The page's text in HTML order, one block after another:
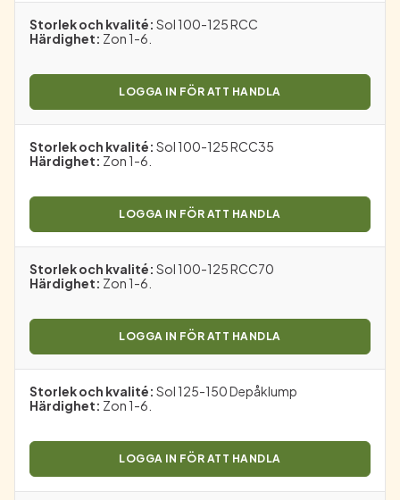
Storlek och kvalité: Sol 100-125 RCC
Härdighet: Zon 1-6.
LOGGA IN FÖR ATT HANDLA
Storlek och kvalité: Sol 100-125 RCC35
Härdighet: Zon 1-6.
LOGGA IN FÖR ATT HANDLA
Storlek och kvalité: Sol 100-125 RCC70
Härdighet: Zon 1-6.
LOGGA IN FÖR ATT HANDLA
Storlek och kvalité: Sol 125-150 Depåklump
Härdighet: Zon 1-6.
LOGGA IN FÖR ATT HANDLA